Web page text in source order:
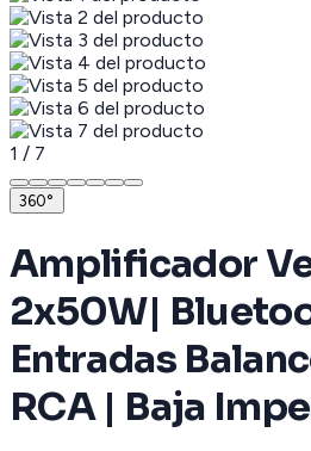
1 / 7
360°
Amplificador
2x50W|
Entradas
RCA | Baja